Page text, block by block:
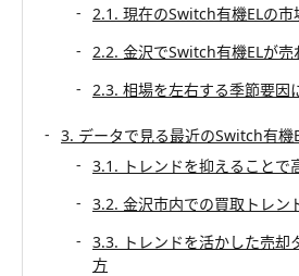
2.1. 現在のSwitch有機ELの市
2.2. 金沢でSwitch有機ELが売
2.3. 相場を左右する季節要因
3. データで見る最近のSwitch有機
3.1. トレンドを抑えることで
3.2. 金沢市内での買取トレン
3.3. トレンドを活かした売却
方